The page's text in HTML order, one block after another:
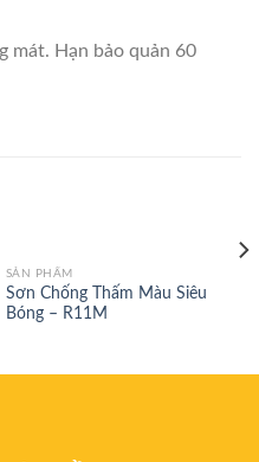
mát. Hạn bảo quản 60
SẢN PHẨM
Sơn Chống Thấm Màu Siêu
Bóng – R11M